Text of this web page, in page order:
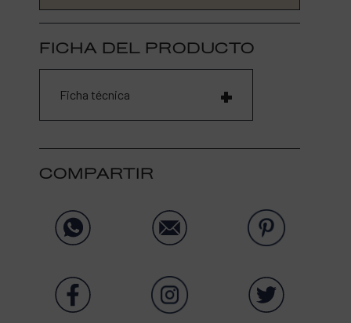
FICHA DEL PRODUCTO
Ficha técnica
COMPARTIR